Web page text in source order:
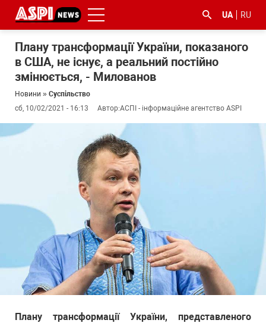
UA RU
Плану трансформації України, показаного
в США, не існує, а реальний постійно
змінюється, - Милованов
Новини » Суспільство
сб, 10/02/2021 - 16:13
Автор:АСПІ - інформаційне агентство ASPI
Плану трансформації України, представленого
#ООС
корупцією
#ДФС